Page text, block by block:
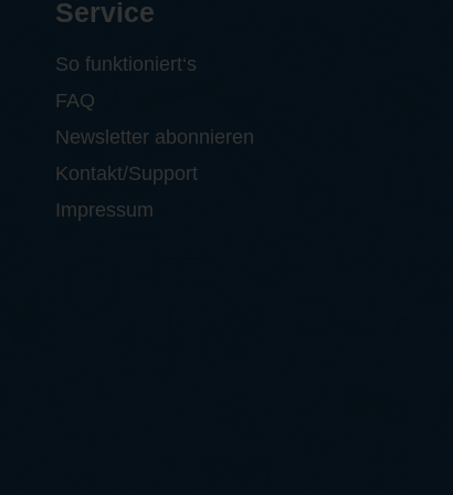
Service
So funktioniert‘s
FAQ
Newsletter abonnieren
Kontakt/Support
Impressum